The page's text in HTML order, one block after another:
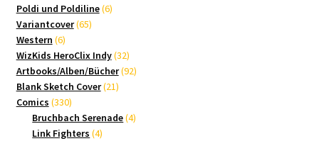
Produkte
Poldi und Poldiline 66
Variantcover 6565
Western 66
Produkte
WizKids HeroClix Indy 3232
Produkte
Artbooks/Alben/Bücher 9292
Blank Sketch Cover 2121
Comics 330330
Produkte
Bruchbach Serenade 44
Link Fighters 44